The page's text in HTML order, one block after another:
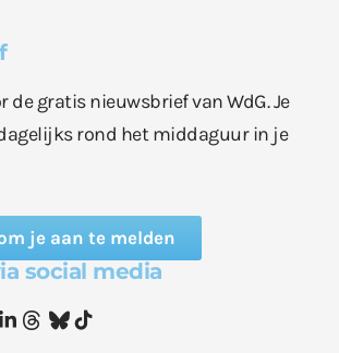
de gratis nieuwsbrief van WdG. Je
rond het middaguur in je
je aan te melden
social media